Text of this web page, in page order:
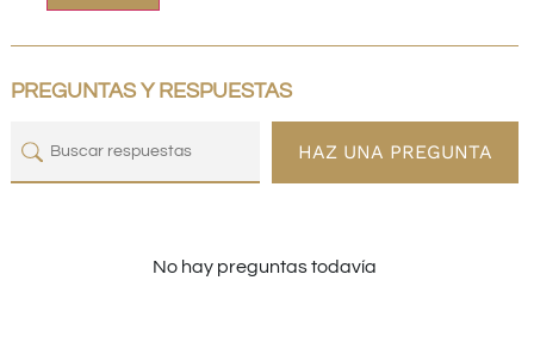
PREGUNTAS Y RESPUESTAS
HAZ UNA PREGUNTA
No hay preguntas todavía